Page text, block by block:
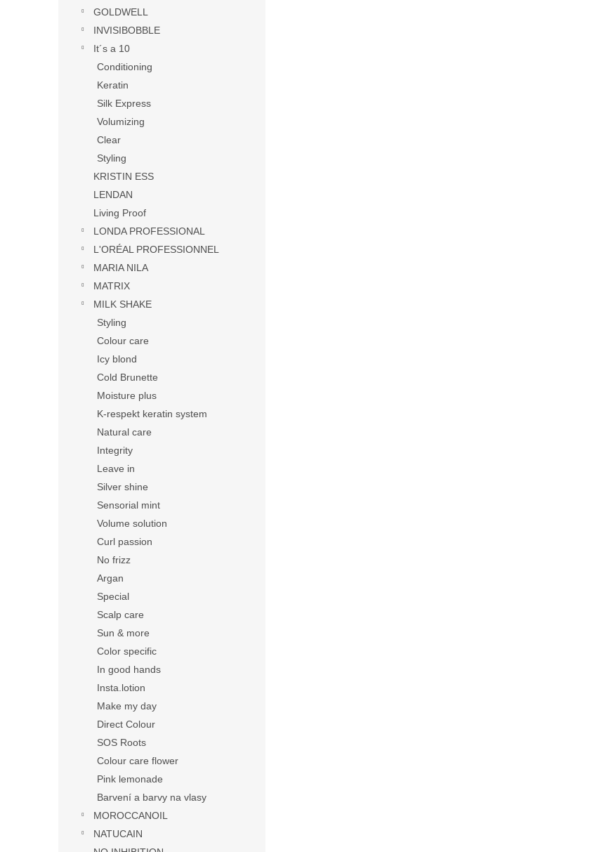
GOLDWELL
INVISIBOBBLE
It´s a 10
Conditioning
Keratin
Silk Express
Volumizing
Clear
Styling
KRISTIN ESS
LENDAN
Living Proof
LONDA PROFESSIONAL
L'ORÉAL PROFESSIONNEL
MARIA NILA
MATRIX
MILK SHAKE
Styling
Colour care
Icy blond
Cold Brunette
Moisture plus
K-respekt keratin system
Natural care
Integrity
Leave in
Silver shine
Sensorial mint
Volume solution
Curl passion
No frizz
Argan
Special
Scalp care
Sun & more
Color specific
In good hands
Insta.lotion
Make my day
Direct Colour
SOS Roots
Colour care flower
Pink lemonade
Barvení a barvy na vlasy
MOROCCANOIL
NATUCAIN